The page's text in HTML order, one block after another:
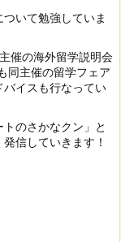
いて勉強していま
催の海外留学説明会
同主催の留学フェア
イスも行なってい
のさかなクン」と
信していきます！